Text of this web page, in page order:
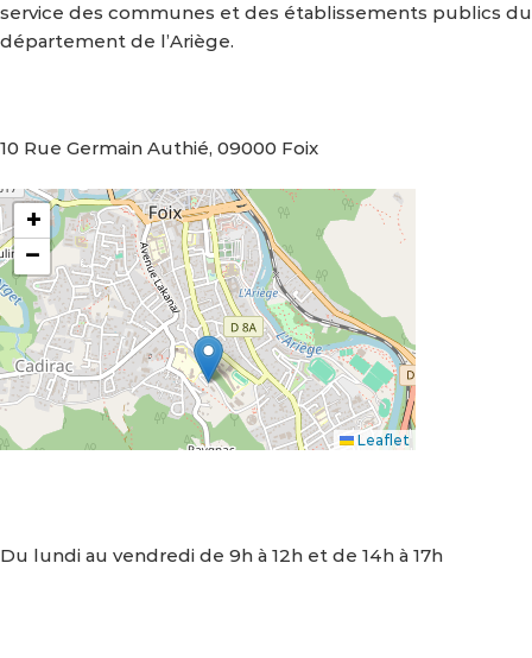
service des communes et des établissements publics du
département de l’Ariège.
10 Rue Germain Authié, 09000 Foix
+
−
Leaflet
Du lundi au vendredi de 9h à 12h et de 14h à 17h